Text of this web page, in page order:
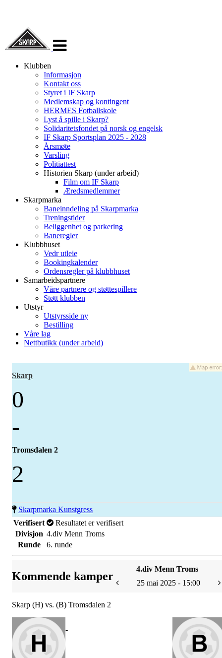
navigasjon
Klubben
Informasjon
Kontakt oss
Styret i IF Skarp
Medlemskap og kontingent
HERMES Fotballskole
Lyst å spille i Skarp?
Solidaritetsfondet på norsk og engelsk
IF Skarp Sportsplan 2025 - 2028
Årsmøte
Varsling
Politiattest
Historien Skarp (under arbeid)
Film om IF Skarp
Æredsmedlemmer
Skarpmarka
Baneinndeling på Skarpmarka
Treningstider
Beliggenhet og parkering
Baneregler
Klubbhuset
Vedr utleie
Bookingkalender
Ordensregler på klubbhuset
Samarbeidspartnere
Våre partnere og støttespillere
Støtt klubben
Utstyr
Utstyrsside ny
Bestilling
Våre lag
Nettbutikk (under arbeid)
Skarp
0
-
Tromsdalen 2
2
Skarpmarka Kunstgress
Verifisert
Resultatet er verifisert
Divisjon 4.div Menn Troms
Runde
6. runde
Kommende kamper
4.div Menn Troms
25 mai 2025 - 15:00
Skarp (H) vs. (B) Tromsdalen 2
-